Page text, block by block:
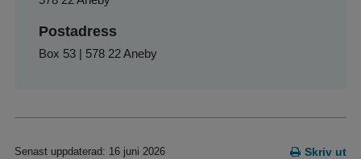
Postadress
Box 53 | 578 22 Aneby
Skriv ut
Senast uppdaterad: 16 juni 2026